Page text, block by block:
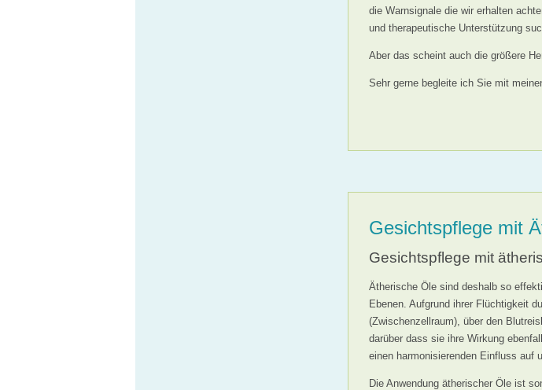
die Warnsignale die wir erhalten
und therapeutische Unterstützung
Aber das scheint auch die größere
Sehr gerne begleite ich Sie mit
Gesichtspflege mit
Gesichtspflege mit
Ätherische Öle sind deshalb so
Ebenen. Aufgrund ihrer Flüchtigkeit
(Zwischenzellraum), über den
darüber dass sie ihre Wirkung
einen harmonisierenden Einfluss auf
Die Anwendung ätherischer Öle ist